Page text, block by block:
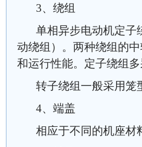
3、绕组
单相异步电动机定子
动绕组）。两种绕组的
和运行性能。定子绕组
转子绕组一般采用笼
4、端盖
相应于不同的机座材